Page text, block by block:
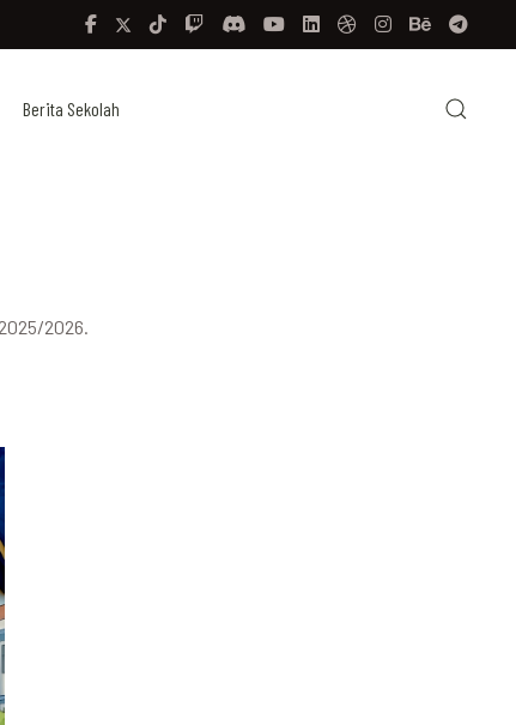
Berita Sekolah
2026.